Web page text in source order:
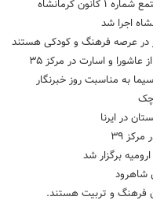
کرمانشاه
در عرصه فرهنگ و کودکی هستند
و اسارت در مرکز ۳۵
به مناسبت روز خبرنگار
در ایرنا
۳۹
برگزار شد
شاهرود
فرهنگ و تربیت هستند.